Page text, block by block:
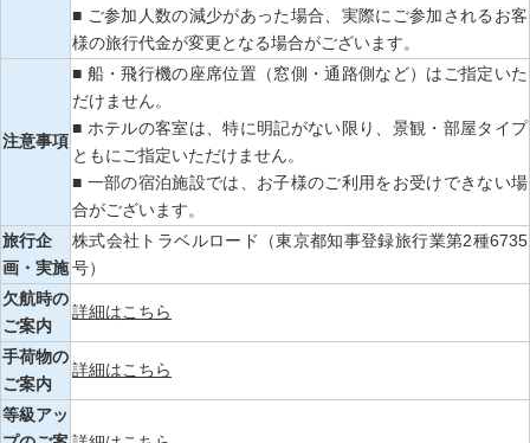
■ ご参加人数の減少があった場合、実際にご参加されるお客
様の旅行代金が変更となる場合がございます。
注意事項
■ 船・飛行機の座席位置（窓側・通路側など）はご指定いた
だけません。
■ ホテルの客室は、特に明記がない限り、景観・部屋タイプ
ともにご指定いただけません。
■ 一部の宿泊施設では、お子様のご利用をお受けできない場
合がございます。
旅行企
画・実施
株式会社トラベルロード（東京都知事登録旅行業第2種6735
号）
欠航時の
ご案内
詳細はこちら
手荷物の
ご案内
詳細はこちら
等級アッ